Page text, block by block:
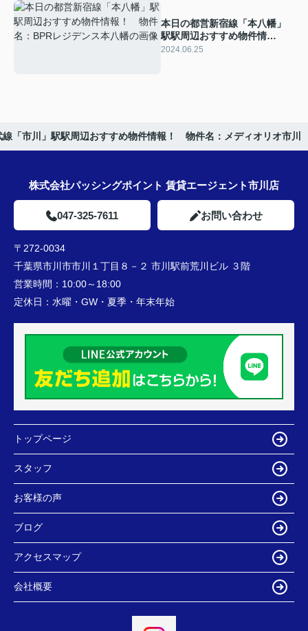
本日の都営新宿線「本八幡」
駅駅周辺おすすめ物件情
報！ 物件名：BPRレジデン
2024.06.25
線「市川」駅駅周辺おすすめ物件情報！ 物件名：メディオリオ市川
株式会社パッシングポイント 賃貸エージェント市川店
047-325-7611 お問い合わせ
〒272-0034
千葉県市川市市川１丁目８－２ 市川駅前荒川ビル ３階
営業時間： 10:00～18:00
定休日： 水曜・GW・夏季・年末年始
トップページ
スタッフ
お客様の声
ブログ
アクセスマップ
会社概要